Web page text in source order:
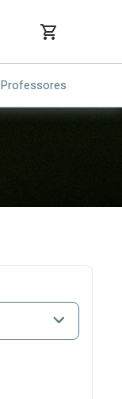
Professores